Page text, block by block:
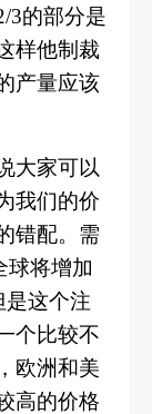
3的部分是
样他制裁
产量应该
大家可以
我们的价
错配。需
球将增加
是这个注
个比较不
欧洲和美
高的价格